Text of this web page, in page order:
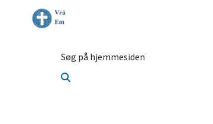
Søg på hjemmesiden